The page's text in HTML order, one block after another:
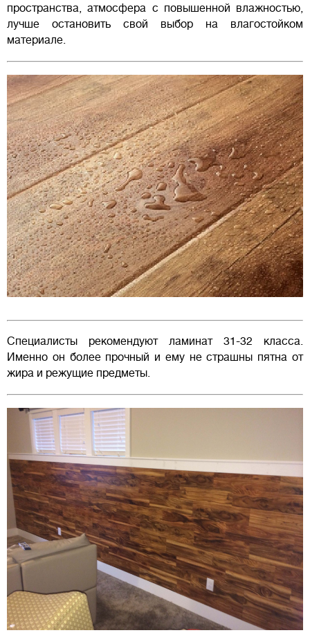
пространства, атмосфера с повышенной влажностью,
лучше остановить свой выбор на влагостойком
материале.
Специалисты рекомендуют ламинат 31-32 класса.
Именно он более прочный и ему не страшны пятна от
жира и режущие предметы.